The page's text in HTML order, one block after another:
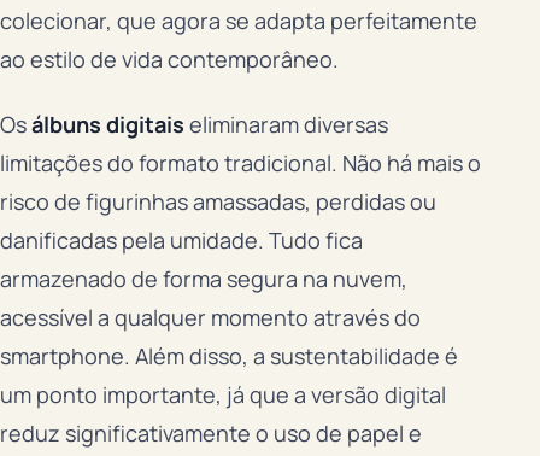
colecionar, que agora se adapta perfeitamente
ao estilo de vida contemporâneo.
Osálbuns digitais eliminaram diversas
limitações do formato tradicional. Não há mais o
risco de figurinhas amassadas, perdidas ou
danificadas pela umidade. Tudo fica
armazenado de forma segura na nuvem,
acessível a qualquer momento através do
smartphone. Além disso, a sustentabilidade é
um ponto importante, já que a versão digital
reduz significativamente o uso de papel e